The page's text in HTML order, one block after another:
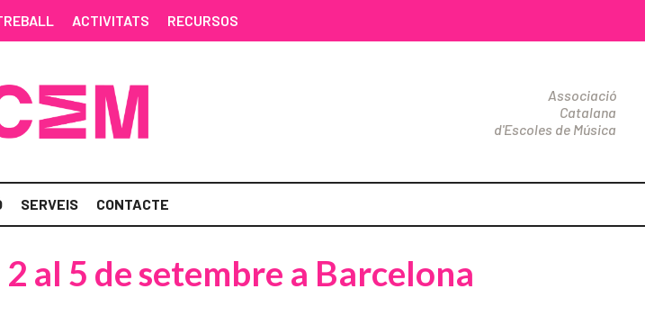
ACTIVITATS RECURSOS
Associació
Catalana
d'Escoles de Música
SERVEIS CONTACTE
al 5 de setembre a Barcelona